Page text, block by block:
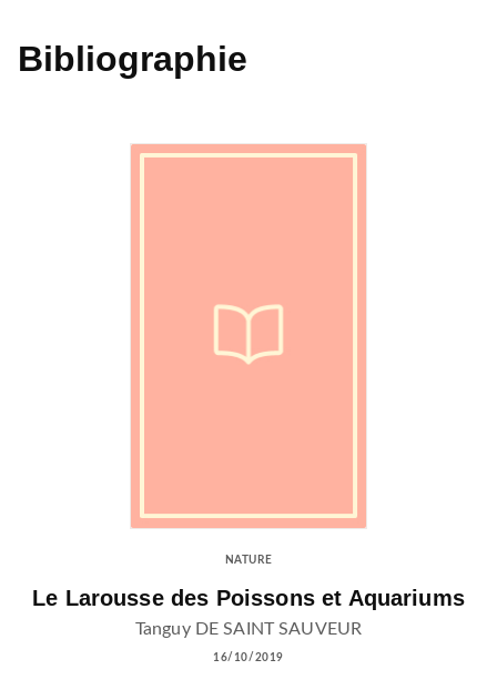
Bibliographie
NATURE
Le Larousse des Poissons et Aquariums
Tanguy DE SAINT SAUVEUR
16/10/2019